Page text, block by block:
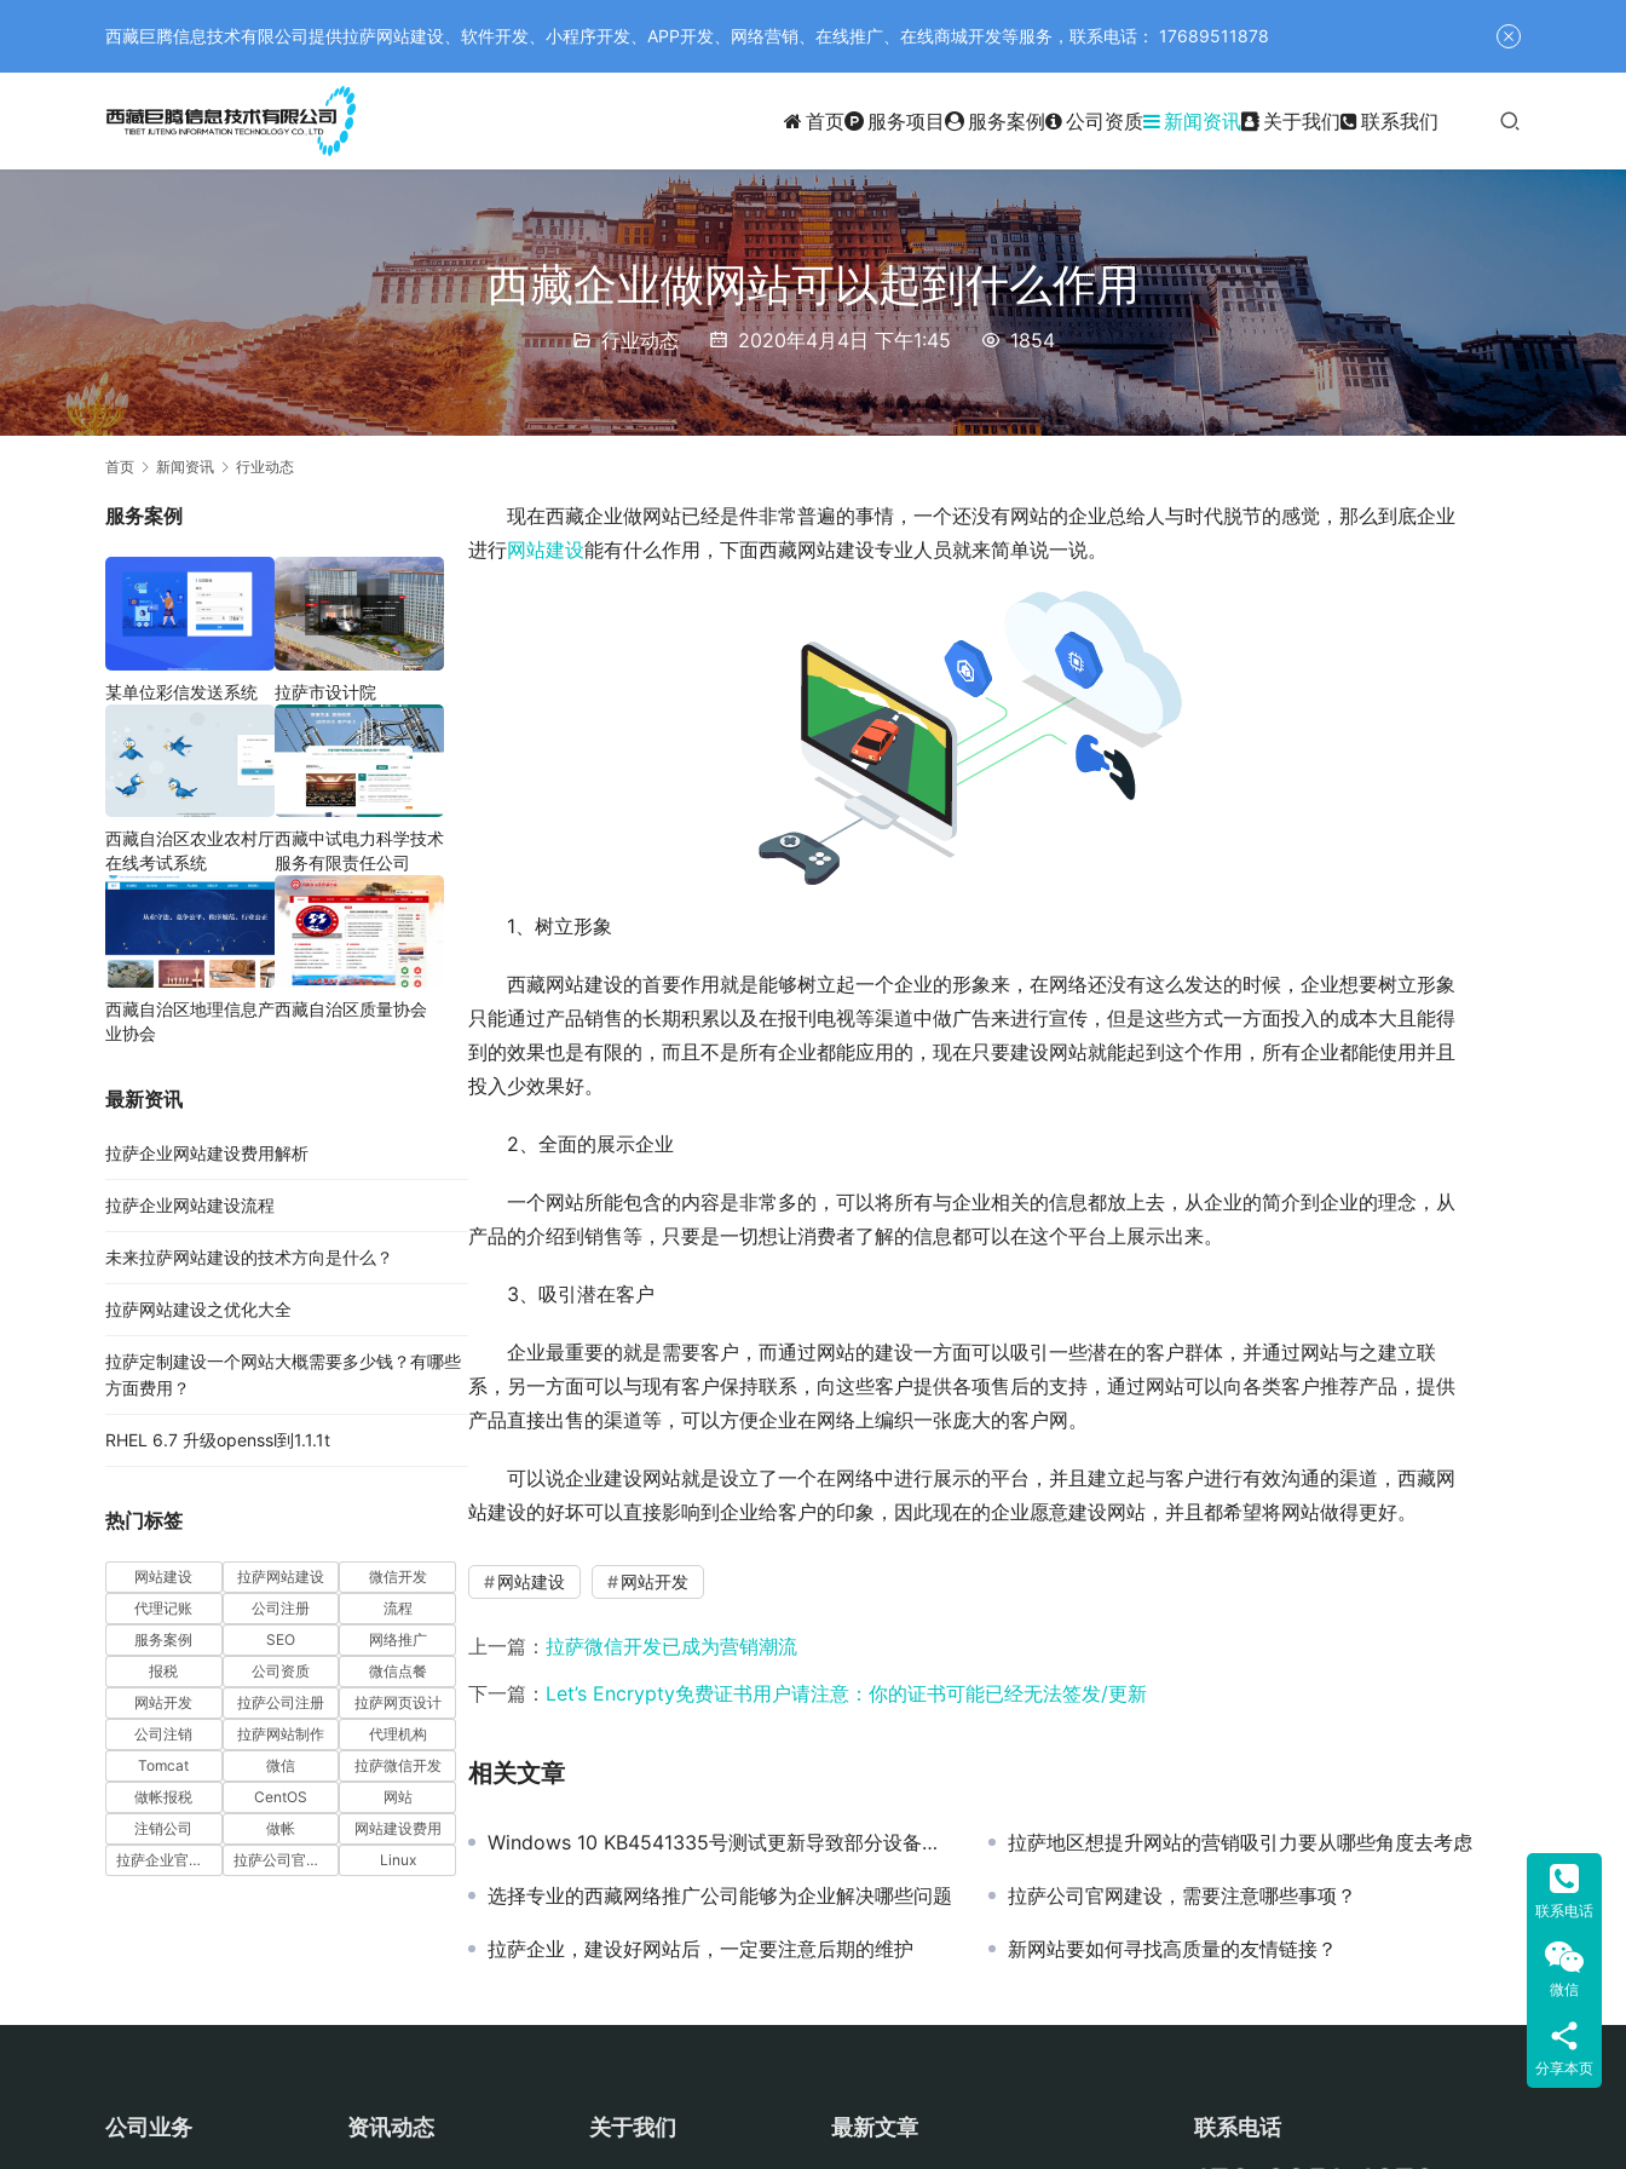
西藏巨腾信息技术有限公司提供拉萨网站建设、软件开发、小程序开发、APP开发、网络营销、在线推广、在线商城开发等服务，联系电话： 17689511878
首页 服务项目 服务案例 公司资质 新闻资讯 关于我们 联系我们
西藏企业做网站可以起到什么作用
行业动态 2020年4月4日 下午1:45 1854
首页 新闻资讯 行业动态
现在西藏企业做网站已经是件非常普遍的事情，一个还没有网站的企业总给人与时代脱节的感觉，那么到底企业
进行网站建设能有什么作用，下面西藏网站建设专业人员就来简单说一说。
1、树立形象
西藏网站建设的首要作用就是能够树立起一个企业的形象来，在网络还没有这么发达的时候，企业想要树立形象
只能通过产品销售的长期积累以及在报刊电视等渠道中做广告来进行宣传，但是这些方式一方面投入的成本大且能得
到的效果也是有限的，而且不是所有企业都能应用的，现在只要建设网站就能起到这个作用，所有企业都能使用并且
投入少效果好。
2、全面的展示企业
一个网站所能包含的内容是非常多的，可以将所有与企业相关的信息都放上去，从企业的简介到企业的理念，从
产品的介绍到销售等，只要是一切想让消费者了解的信息都可以在这个平台上展示出来。
3、吸引潜在客户
企业最重要的就是需要客户，而通过网站的建设一方面可以吸引一些潜在的客户群体，并通过网站与之建立联
系，另一方面可以与现有客户保持联系，向这些客户提供各项售后的支持，通过网站可以向各类客户推荐产品，提供
产品直接出售的渠道等，可以方便企业在网络上编织一张庞大的客户网。
可以说企业建设网站就是设立了一个在网络中进行展示的平台，并且建立起与客户进行有效沟通的渠道，西藏网
站建设的好坏可以直接影响到企业给客户的印象，因此现在的企业愿意建设网站，并且都希望将网站做得更好。
网站建设 网站开发
上一篇： 拉萨微信开发已成为营销潮流
下一篇： Let’s Encrypty免费证书用户请注意：你的证书可能已经无法签发/更新
相关文章
Windows 10 KB4541335号测试更新导致部分设备蓝屏和CPU使用率高问题 拉萨地区想提升网站的营销吸引力要从哪些角度去考虑
选择专业的西藏网络推广公司能够为企业解决哪些问题 拉萨公司官网建设，需要注意哪些事项？
拉萨企业，建设好网站后，一定要注意后期的维护 新网站要如何寻找高质量的友情链接？
服务案例
某单位彩信发送系统 拉萨市设计院
西藏自治区农业农村厅
在线考试系统
西藏中试电力科学技术
服务有限责任公司
西藏自治区地理信息产
业协会
西藏自治区质量协会
最新资讯
拉萨企业网站建设费用解析
拉萨企业网站建设流程
未来拉萨网站建设的技术方向是什么？
拉萨网站建设之优化大全
拉萨定制建设一个网站大概需要多少钱？有哪些
方面费用？
RHEL 6.7 升级openssl到1.1.1t
热门标签
网站建设 拉萨网站建设
微信开发
代理记账
公司注册
流程
服务案例
SEO
网络推广
报税
公司资质
微信点餐
网站开发
拉萨公司注册
拉萨网页设计
公司注销
拉萨网站制作
代理机构
Tomcat
微信
拉萨微信开发
做帐报税
CentOS
网站
注销公司
做帐
网站建设费用
拉萨企业官网建设
拉萨公司官网建设 Linux
公司业务 资讯动态 关于我们 最新文章 联系电话
联系电话
微信
分享本页